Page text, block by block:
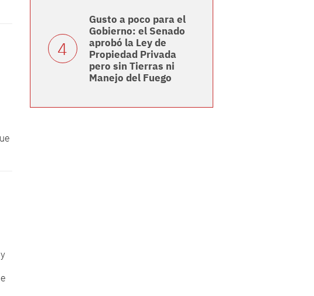
Gusto a poco para el
Gobierno: el Senado
aprobó la Ley de
Propiedad Privada
pero sin Tierras ni
Manejo del Fuego